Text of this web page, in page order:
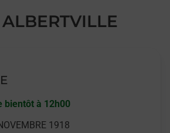
bientôt à 12h00
1918